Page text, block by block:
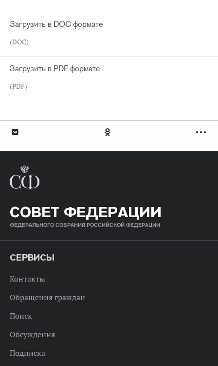
Загрузить в DOC формате
(DOC)
Загрузить в PDF формате
(PDF)
СОВЕТ ФЕДЕРАЦИИ
ФЕДЕРАЛЬНОГО СОБРАНИЯ РОССИЙСКОЙ ФЕДЕРАЦИИ
СЕРВИСЫ
Контакты
Обращения граждан
Поиск
Обсуждения
Подписка